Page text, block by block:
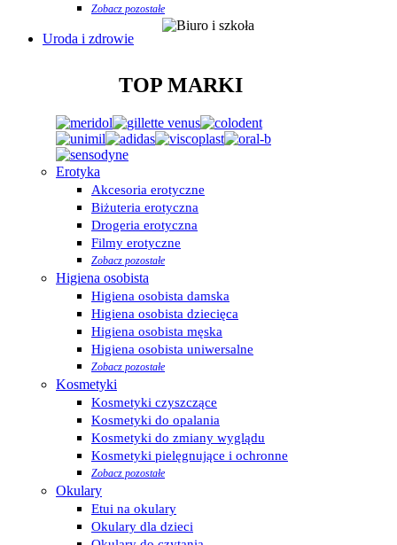
Zobacz pozostałe
Uroda i zdrowie
TOP MARKI
Erotyka
Akcesoria erotyczne
Biżuteria erotyczna
Drogeria erotyczna
Filmy erotyczne
Zobacz pozostałe
Higiena osobista
Higiena osobista damska
Higiena osobista dziecięca
Higiena osobista męska
Higiena osobista uniwersalne
Zobacz pozostałe
Kosmetyki
Kosmetyki czyszczące
Kosmetyki do opalania
Kosmetyki do zmiany wyglądu
Kosmetyki pielęgnujące i ochronne
Zobacz pozostałe
Okulary
Etui na okulary
Okulary dla dzieci